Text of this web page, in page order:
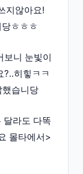
지않아요!
ㅎㅎㅎ
보니 눈빛이
히힣ㅋㅋ
습니당
달라도 다똑
몰타에서>